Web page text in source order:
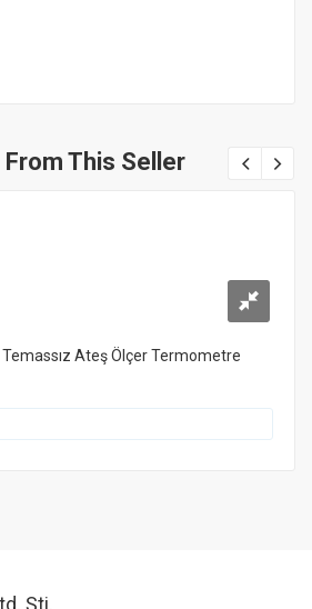
This Seller
Ateş Ölçer Termometre
Şti.